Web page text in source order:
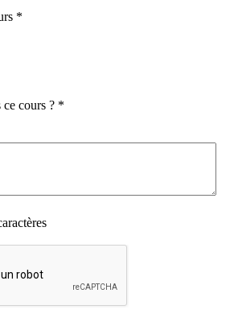
*
cours ? *